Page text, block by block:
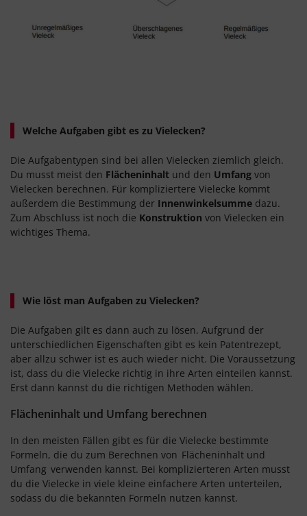
Welche Aufgaben gibt es zu Vielecken?
Die Aufgabentypen sind bei allen Vielecken ziemlich gleich.
Du musst meist den Flächeninhalt und den Umfang von
Vielecken berechnen. Für kompliziertere Vielecke kommt
außerdem die Bestimmung der Innenwinkelsumme dazu.
Zum Abschluss ist noch die Konstruktion von Vielecken ein
wichtiges Thema.
Wie löst man Aufgaben zu Vielecken?
Die Aufgaben gilt es dann auch zu lösen. Aufgrund der
unterschiedlichen Eigenschaften gibt es kein Patentrezept,
aber allzu schwer ist es auch wieder nicht. Die Voraussetzung
ist, dass du die Vielecke richtig in ihre Arten einteilen kannst.
Erst dann kannst du die richtigen Methoden wählen.
Flächeninhalt und Umfang berechnen
In den meisten Fällen gibt es für die Vielecke bestimmte
Formeln, die du zum Berechnen von Flächeninhalt und
Umfang verwenden kannst. Bei komplizierteren Arten musst
du die Vielecke in viele kleine einfachere Arten unterteilen,
sodass du die bekannten Formeln nutzen kannst.